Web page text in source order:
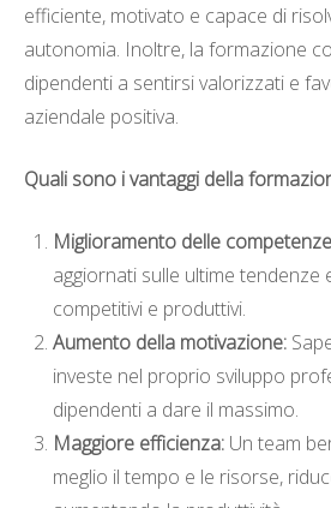
efficiente, motivato e capace di
autonomia. Inoltre, la formazione
dipendenti a sentirsi valorizzati e
aziendale positiva.
Quali sono i vantaggi della
Miglioramento delle
aggiornati sulle ultime tendenze
competitivi e produttivi.
Aumento della motivazione:
investe nel proprio sviluppo
dipendenti a dare il massimo.
Maggiore efficienza: Un team
meglio il tempo e le risorse,